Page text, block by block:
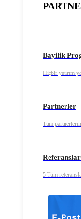
Bayilik
Hiçbir yatırım
Partnerler
Tüm
Referanslar
5 Tüm